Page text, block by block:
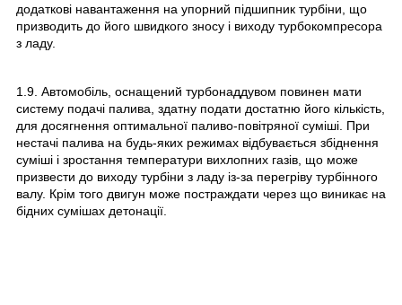
додаткові навантаження на упорний підшипник турбіни, що
призводить до його швидкого зносу і виходу турбокомпресора
з ладу.
1.9. Автомобіль, оснащений турбонаддувом повинен мати
систему подачі палива, здатну подати достатню його кількість,
для досягнення оптимальної паливо-повітряної суміші. При
нестачі палива на будь-яких режимах відбувається збіднення
суміші і зростання температури вихлопних газів, що може
призвести до виходу турбіни з ладу із-за перегріву турбінного
валу. Крім того двигун може постраждати через що виникає на
бідних сумішах детонації.